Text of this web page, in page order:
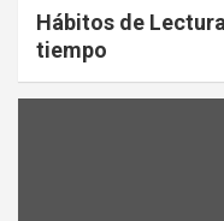
Hábitos de
tiempo